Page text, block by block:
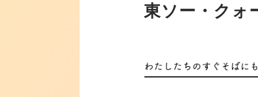
東ソー・クォ